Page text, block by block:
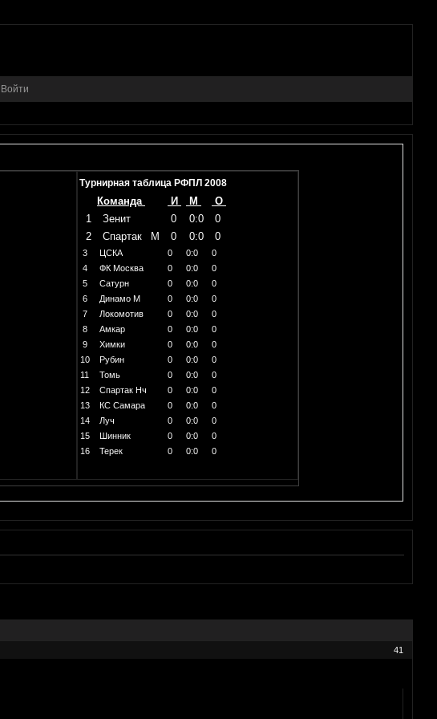
Войти
Турнирная таблица РФПЛ 2008
Команда И М
О
1
Зенит 0 0:0
0
2
Спартак М 0 0:0 0
3 ЦСКА 0 0:0
0
4
ФК Москва 0 0:0
0
5
Сатурн 0 0:0
0
6
Динамо М 0 0:0
0
7
Локомотив 0 0:0
0
8
Амкар 0 0:0
0
9
Химки 0 0:0
0
10
Рубин 0 0:0
0
11
Томь 0 0:0
0
12
Спартак Нч 0 0:0
0
13
КС Самара 0 0:0
0
14
Луч 0 0:0
0
15
Шинник 0 0:0
0
16
Терек 0 0:0 0
41